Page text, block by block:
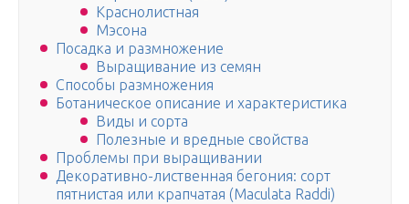
Краснолистная
Мэсона
Посадка и размножение
Выращивание из семян
Способы размножения
Ботаническое описание и характеристика
Виды и сорта
Полезные и вредные свойства
Проблемы при выращивании
Декоративно-лиственная бегония: сорт
пятнистая или крапчатая (Maculata Raddi)